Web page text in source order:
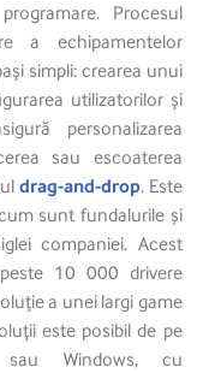
Procesul
a echipamentelor
simpli: crearea unui
utilizatorilor şi
personalizarea
sau escoaterea
drag-and-drop. Este
sunt fundalurile și
companiei. Acest
10 000 drivere
a unei largi game
este posibil de pe
Windows, cu